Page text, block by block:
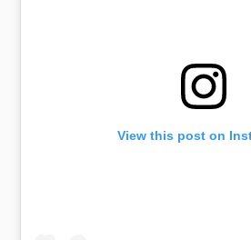
View this post on